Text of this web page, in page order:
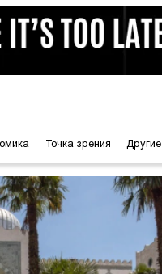
Точка зрения Другие